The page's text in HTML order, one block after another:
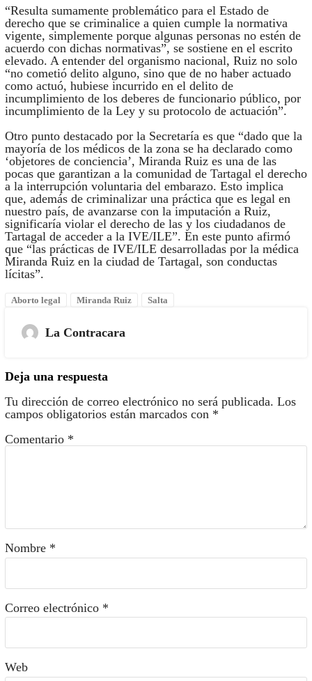
“Resulta sumamente problemático para el Estado de
derecho que se criminalice a quien cumple la normativa
vigente, simplemente porque algunas personas no estén de
acuerdo con dichas normativas”, se sostiene en el escrito
elevado. A entender del organismo nacional, Ruiz no solo
“no cometió delito alguno, sino que de no haber actuado
como actuó, hubiese incurrido en el delito de
incumplimiento de los deberes de funcionario público, por
incumplimiento de la Ley y su protocolo de actuación”.
Otro punto destacado por la Secretaría es que “dado que la
mayoría de los médicos de la zona se ha declarado como
‘objetores de conciencia’, Miranda Ruiz es una de las
pocas que garantizan a la comunidad de Tartagal el derecho
a la interrupción voluntaria del embarazo. Esto implica
que, además de criminalizar una práctica que es legal en
nuestro país, de avanzarse con la imputación a Ruiz,
significaría violar el derecho de las y los ciudadanos de
Tartagal de acceder a la IVE/ILE”. En este punto afirmó
que “las prácticas de IVE/ILE desarrolladas por la médica
Miranda Ruiz en la ciudad de Tartagal, son conductas
lícitas”.
Aborto legal Miranda Ruiz Salta
La Contracara
Deja una respuesta
Tu dirección de correo electrónico no será publicada. Los
campos obligatorios están marcados con *
Comentario *
Nombre *
Correo electrónico *
Web